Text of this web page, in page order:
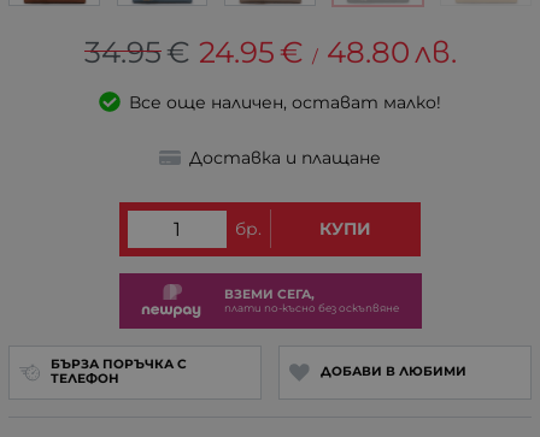
34.95€ 24.95€ / 48.80лв.
Все още наличен, остават малко!
Доставка и плащане
бр. КУПИ
ВЗЕМИ СЕГА,
плати по-късно без оскъпвяне
БЪРЗА ПОРЪЧКА С
ТЕЛЕФОН
ДОБАВИ В ЛЮБИМИ